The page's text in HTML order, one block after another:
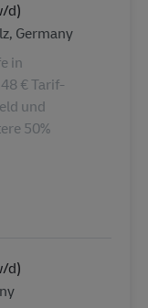
d)
Germany
in
€ Tarif-
und
50%
(m/w/d)
d)